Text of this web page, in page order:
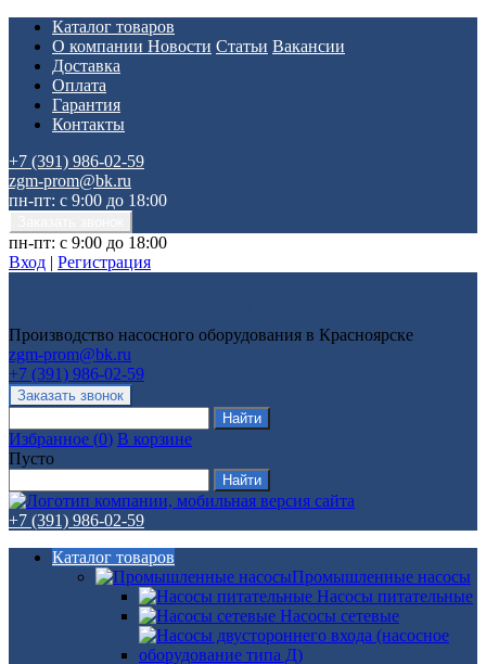
Каталог товаров
О компании Новости Статьи Вакансии
Доставка
Оплата
Гарантия
Контакты
+7 (391) 986-02-59
zgm-prom@bk.ru
пн-пт: с 9:00 до 18:00
пн-пт: с 9:00 до 18:00
Вход | Регистрация
Производство насосного оборудования в Красноярске
zgm-prom@bk.ru
+7 (391) 986-02-59
Избранное (0) В корзине
Пусто
+7 (391) 986-02-59
Каталог товаров
Промышленные насосы
Насосы питательные
Насосы сетевые